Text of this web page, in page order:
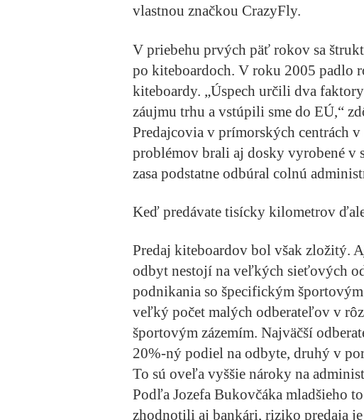
vlastnou značkou CrazyFly.
V priebehu prvých päť rokov sa
po kiteboardoch. V roku 2005 padlo
kiteboardy. „Úspech určili dva
záujmu trhu a vstúpili sme do EÚ,“
Predajcovia v prímorských centrách
problémov brali aj dosky vyrobené v
zasa podstatne odbúral colnú
Keď predávate tisícky kilometrov
Predaj kiteboardov bol však zložitý.
odbyt nestojí na veľkých sieťových
podnikania so špecifickým
veľký počet malých odberateľov v
športovým zázemím. Najväčší
20%-ný podiel na odbyte, druhý v
To sú oveľa vyššie nároky na
Podľa Jozefa Bukovčáka mladšieho
zhodnotili aj bankári, riziko predaja